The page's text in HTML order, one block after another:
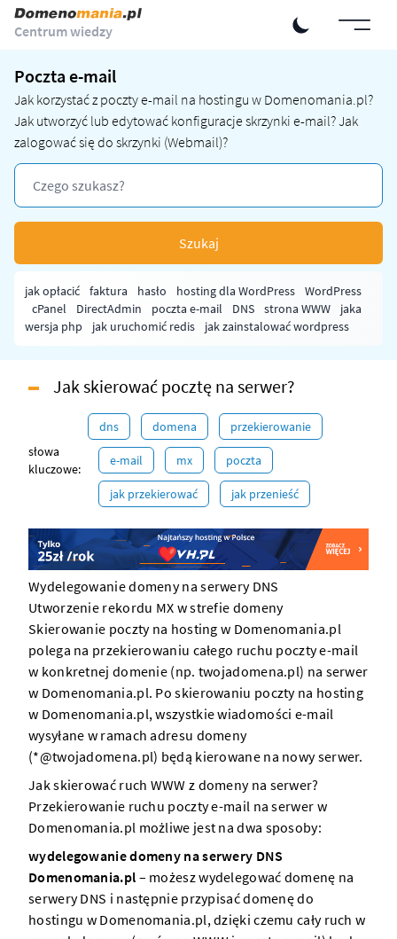
Centrum wiedzy
Poczta e-mail
Jak korzystać z poczty e-mail na hostingu w Domenomania.pl?
Jak utworzyć lub edytować konfiguracje skrzynki e-mail? Jak
zalogować się do skrzynki (Webmail)?
Szukaj
jak opłacić faktura hasło hosting dla WordPress
WordPress
cPanel
DirectAdmin poczta e-mail DNS strona WWW
jaka
wersja php
jak uruchomić redis jak zainstalować wordpress
Jak skierować pocztę na serwer?
słowa
kluczowe:
dns domena przekierowanie
e-mail mx poczta
jak przekierować jak przenieść
Wydelegowanie domeny na serwery DNS
Utworzenie rekordu MX w strefie domeny
Skierowanie poczty na hosting w Domenomania.pl
polega na przekierowaniu całego ruchu poczty e-mail
w konkretnej domenie (np. twojadomena.pl) na serwer
w Domenomania.pl. Po skierowaniu poczty na hosting
w Domenomania.pl, wszystkie wiadomości e-mail
wysyłane w ramach adresu domeny
(*@twojadomena.pl) będą kierowane na nowyserwer.
Jak skierować ruch WWW z domeny na serwer?
Przekierowanie ruchu poczty e-mail naserwer w
Domenomania.pl możliwe jest na dwa sposoby:
wydelegowanie domeny na serwery DNS
Domenomania.pl – możesz wydelegować domenę na
serwery DNS i następnie przypisać domenę do
hostingu w Domenomania.pl, dzięki czemu cały ruch w